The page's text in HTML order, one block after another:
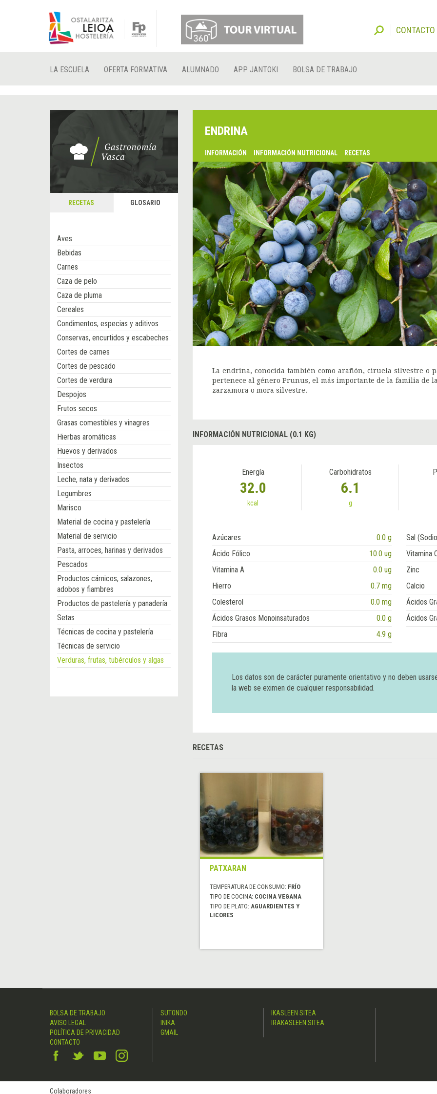
CONTACTO
LA ESCUELA OFERTA FORMATIVA ALUMNADO APP JANTOKI BOLSA DE TRABAJO
RECETAS GLOSARIO
Aves
Bebidas
Carnes
Caza de pelo
Caza de pluma
Cereales
Condimentos, especias y aditivos
Conservas, encurtidos y escabeches
Cortes de carnes
Cortes de pescado
Cortes de verdura
Despojos
Frutos secos
Grasas comestibles y vinagres
Hierbas aromáticas
Huevos y derivados
Insectos
Leche, nata y derivados
Legumbres
Marisco
Material de cocina y pastelería
Material de servicio
Pasta, arroces, harinas y derivados
Pescados
Productos cárnicos, salazones,
adobos y fiambres
Productos de pastelería y panadería
Setas
Técnicas de cocina y pastelería
Técnicas de servicio
Verduras, frutas, tubérculos y algas
ENDRINA
INFORMACIÓN INFORMACIÓN NUTRICIONAL RECETAS
La endrina, conocida también como arañón, ciruela silvestre o
pertenece al género Prunus, el más importante de la familia de
zarzamora o mora silvestre.
INFORMACIÓN NUTRICIONAL (0.1 KG)
Energía
32.0
kcal
Carbohidratos
6.1
g
Azúcares 0.0 g Sal
Ácido Fólico
10.0 ug Vitamina
Vitamina A
0.0 ug Zinc
Hierro
0.7 mg Calcio
Colesterol
0.0 mg Ácidos
Ácidos Grasos Monoinsaturados
0.0 g Ácidos
Fibra
4.9 g
Los datos son de carácter puramente orientativo y no deben
la web se eximen de cualquier responsabilidad.
RECETAS
PATXARAN
TEMPERATURA DE CONSUMO: FRÍO
TIPO DE COCINA: COCINA VEGANA
TIPO DE PLATO: AGUARDIENTES Y
LICORES
BOLSA DE TRABAJO
AVISO LEGAL
POLÍTICA DE PRIVACIDAD
CONTACTO
SUTONDO
INIKA
GMAIL
IKASLEEN SITEA
IRAKASLEEN SITEA
Colaboradores